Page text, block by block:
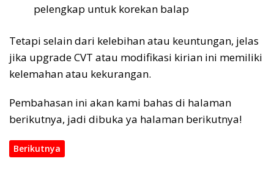
pelengkap untuk korekan balap
Tetapi selain dari kelebihan atau keuntungan, jelas
jika upgrade CVT atau modifikasi kirian ini memiliki
kelemahan atau kekurangan.
Pembahasan ini akan kami bahas di halaman
berikutnya, jadi dibuka ya halaman berikutnya!
Berikutnya